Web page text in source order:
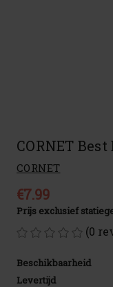
CORNET Best
CORNET
€7.99
Prijs exclusief
(0
Beschikbaarheid
Levertijd